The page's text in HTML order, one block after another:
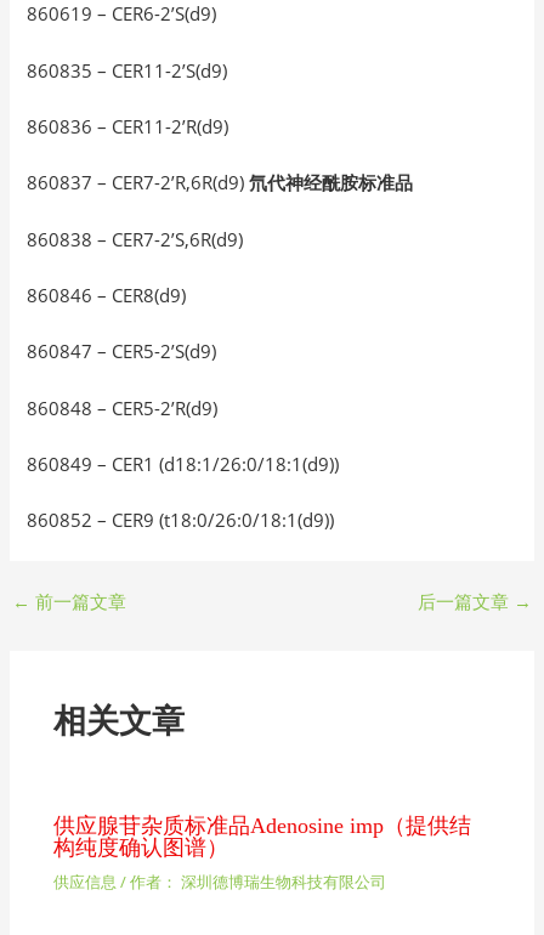
860619 – CER6-2’S(d9)
860835 – CER11-2’S(d9)
860836 – CER11-2’R(d9)
860837 – CER7-2’R,6R(d9)氘代神经酰胺标准品
860838 – CER7-2’S,6R(d9)
860846 – CER8(d9)
860847 – CER5-2’S(d9)
860848 – CER5-2’R(d9)
860849 – CER1 (d18:1/26:0/18:1(d9))
860852 – CER9 (t18:0/26:0/18:1(d9))
← 前一篇文章 后一篇文章 →
相关文章
供应腺苷杂质标准品Adenosine imp（提供结
构纯度确认图谱）
供应信息 / 作者： 深圳德博瑞生物科技有限公司